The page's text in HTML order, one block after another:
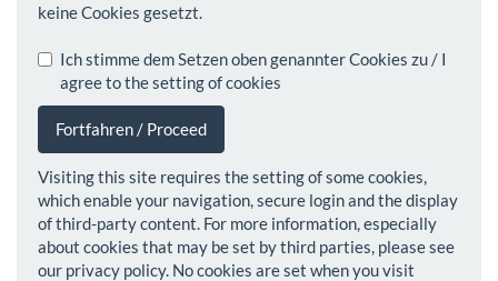
keine Cookies gesetzt.
Ich stimme dem Setzen oben genannter Cookies zu / I
agree to the setting of cookies
Fortfahren / Proceed
Visiting this site requires the setting of some cookies,
which enable your navigation, secure login and the display
of third-party content. For more information, especially
about cookies that may be set by third parties, please see
our privacy policy. No cookies are set when you visit